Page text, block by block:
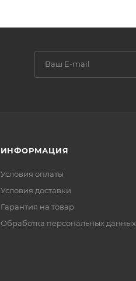
ИНФОРМАЦИЯ
Условия оплаты
Условия доставки
Гарантия на товар
Обработка персональных данных